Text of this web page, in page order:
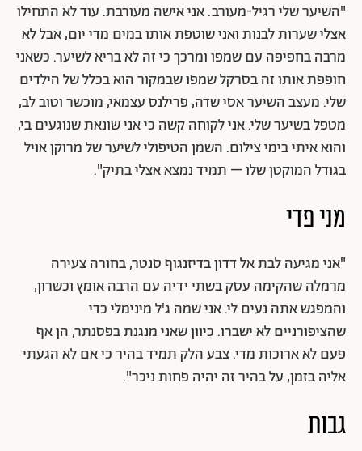
"השיער שלי רגיל-מעורב. אני אישה מעורבת. עוד לא התחילו
אצלי שערות לבנות ואני שוטפת אותו במים מדי יום, אבל לא
מרבה בחפיפה עם שמפו ומרכך כי זה לא בריא לשיער. כשאני
חופפת אותו זה בסרקל שמפו שבמקור הוא בכלל של הילדים
שלי. מעצב השיער אסי שדה, פרילנס עצמאי, מוכשר וטוב לב,
מטפל בשיער שלי. אני לקוחה קשה כי אני שונאת שנוגעים בי,
והוא איתי בימי צילום. השמן הטיפולי לשיער של מרוקן אויל
בגודל המוקטן שלו – תמיד נמצא אצלי בתיק".
מני פדי
"אני מגיעה לבת אל דדון בדיזנגוף סנטר, בחורה צעירה
מרמלה שהקימה עסק בשתי ידיה עם הרבה אומץ וכשרון,
והמפגש אתה נעים לי. אני שמה ג'ל מינימלי כדי
שהציפורניים לא ישברו. כיוון שאני מנגנת בפסנתר, הן אף
פעם לא ארוכות מדי. צבע הלק תמיד בהיר כי אם לא הגעתי
אליה בזמן, על בהיר זה יהיה פחות ניכר".
גבות